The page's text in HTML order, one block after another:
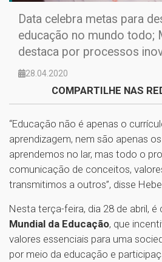
Data celebra metas para
educação no mundo todo;
destaca por processos
28.04.2020
COMPARTILHE NAS
“Educação não é apenas o
aprendizagem, nem são apenas
aprendemos no lar, mas todo o
comunicação de conceitos,
transmitimos a outros”, disse
Nesta terça-feira, dia 28 de abril,
Mundial da Educação, que
valores essenciais para uma
por meio da educação e